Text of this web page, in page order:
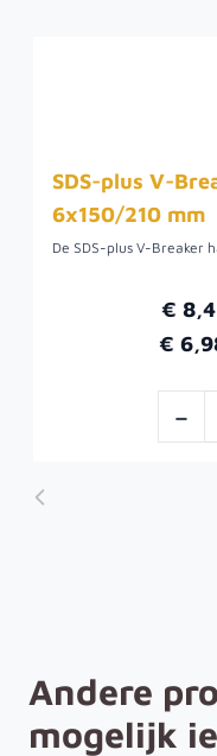
SDS-plus V-
6x150/210 mm
€
€
-
Andere
mogelijk